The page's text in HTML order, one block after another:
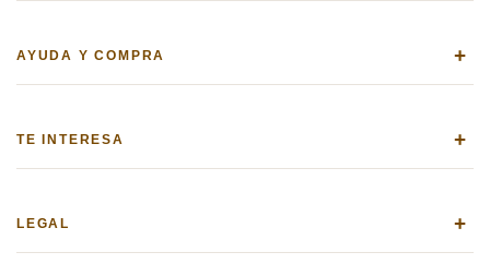
AYUDA Y COMPRA +
TE INTERESA +
LEGAL +